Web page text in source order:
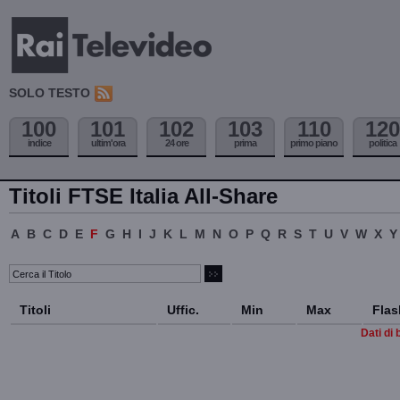
SOLO TESTO
100
indice
101
ultim'ora
102
24 ore
103
prima
110
primo piano
120
politica
Titoli FTSE Italia All-Share
A B C D E F G H I J K L M N O P Q R S T U V W X Y
Titoli Uffic. Min Max
Dati di